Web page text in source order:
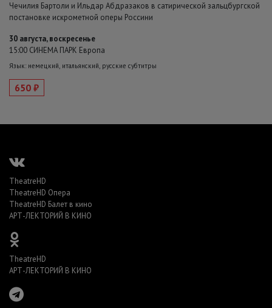
Чечилия Бартоли и Ильдар Абдразаков в сатирической зальцбургской
постановке искрометной оперы Россини
30 августа, воскресенье
15:00 СИНЕМА ПАРК Европа
Язык: немецкий, итальянский, русские субтитры
650 ₽
TheatreHD
TheatreHD Опера
TheatreHD Балет в кино
АРТ-ЛЕКТОРИЙ В КИНО
TheatreHD
АРТ-ЛЕКТОРИЙ В КИНО